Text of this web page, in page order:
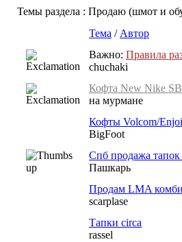
Темы раздела : Продаю (шмот и
Тема / Автор
Важно: Правила
chuchaki
Кофта New Nike SB
на мурмане
Кофты Volcom/
BigFoot
Спб продажа
Пашкарь
Продам LMA
scarplase
Тапки circa
rassel